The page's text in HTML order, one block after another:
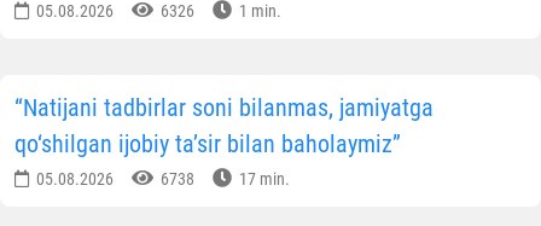
05.08.2026 6326 1 min.
“Natijani tadbirlar soni bilanmas, jamiyatga
qo‘shilgan ijobiy ta’sir bilan baholaymiz”
05.08.2026 6738 17 min.